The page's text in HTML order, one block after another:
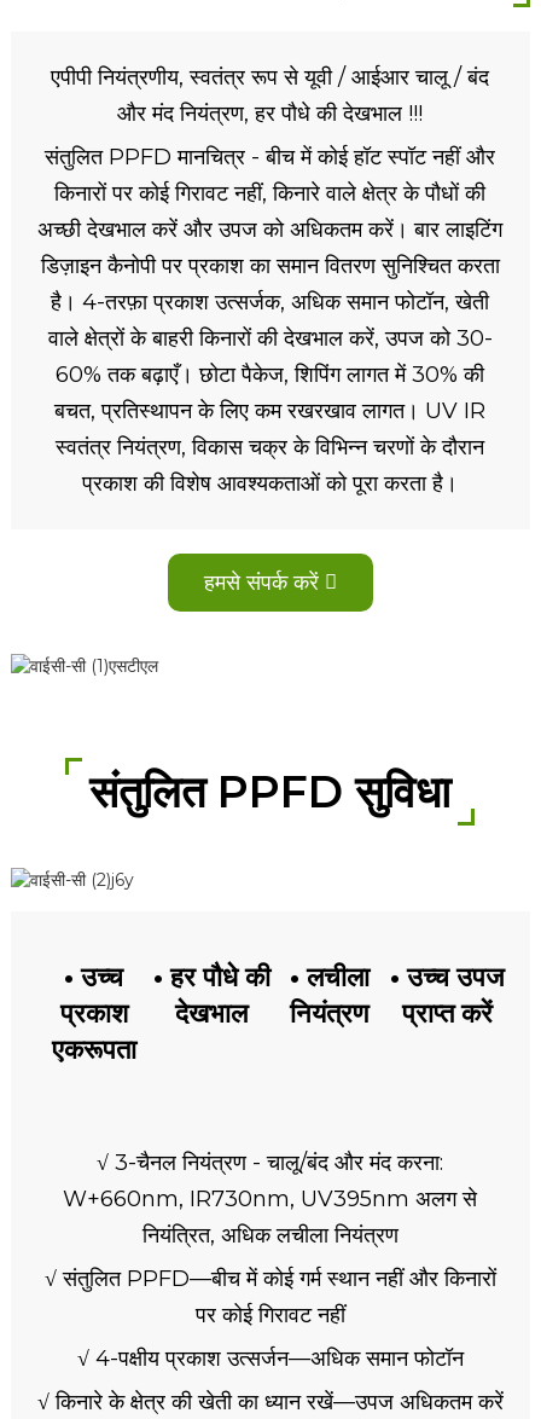
एपीपी नियंत्रणीय, स्वतंत्र रूप से यूवी / आईआर चालू / बंद
और मंद नियंत्रण, हर पौधे की देखभाल !!!
संतुलित PPFD मानचित्र - बीच में कोई हॉट स्पॉट नहीं और
किनारों पर कोई गिरावट नहीं, किनारे वाले क्षेत्र के पौधों की
अच्छी देखभाल करें और उपज को अधिकतम करें। बार लाइटिंग
डिज़ाइन कैनोपी पर प्रकाश का समान वितरण सुनिश्चित करता
है। 4-तरफ़ा प्रकाश उत्सर्जक, अधिक समान फोटॉन, खेती
वाले क्षेत्रों के बाहरी किनारों की देखभाल करें, उपज को 30-
60% तक बढ़ाएँ। छोटा पैकेज, शिपिंग लागत में 30% की
बचत, प्रतिस्थापन के लिए कम रखरखाव लागत। UV IR
स्वतंत्र नियंत्रण, विकास चक्र के विभिन्न चरणों के दौरान
प्रकाश की विशेष आवश्यकताओं को पूरा करता है।
हमसे संपर्क करें
संतुलित PPFD सुविधा
• उच्च
प्रकाश
एकरूपता
• हर पौधे की
देखभाल
• लचीला
नियंत्रण
• उच्च उपज
प्राप्त करें
√ 3-चैनल नियंत्रण - चालू/बंद और मंद करना:
W+660nm, IR730nm, UV395nm अलग से
नियंत्रित, अधिक लचीला नियंत्रण
√ संतुलित PPFD—बीच में कोई गर्म स्थान नहीं और किनारों
पर कोई गिरावट नहीं
√ 4-पक्षीय प्रकाश उत्सर्जन—अधिक समान फोटॉन
√ किनारे के क्षेत्र की खेती का ध्यान रखें—उपज अधिकतम करें